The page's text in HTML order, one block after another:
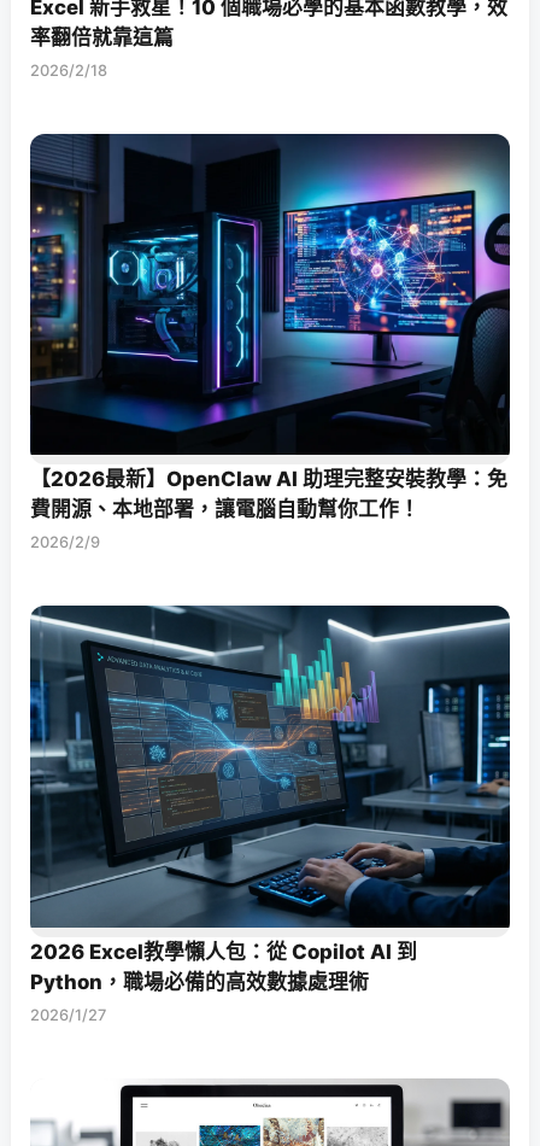
Excel 新手救星！10 個職場必學的基本函數教學，效
率翻倍就靠這篇
2026/2/18
【2026最新】OpenClaw AI 助理完整安裝教學：免
費開源、本地部署，讓電腦自動幫你工作！
2026/2/9
2026 Excel教學懶人包：從 Copilot AI 到
Python，職場必備的高效數據處理術
2026/1/27